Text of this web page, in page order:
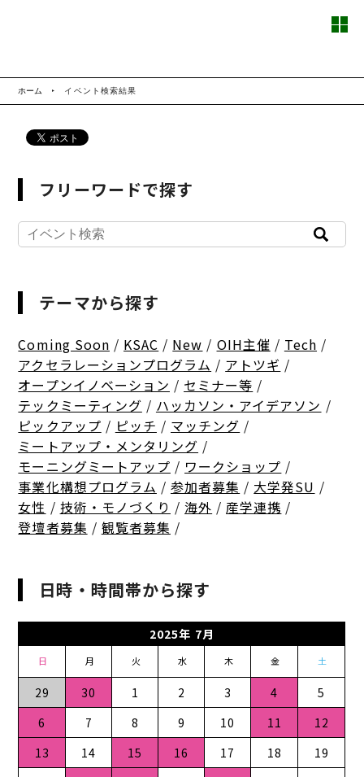
ホーム イベント検索結果
フリーワードで探す
テーマから探す
Coming Soon / KSAC / New / OIH主催 / Tech /
アクセラレーションプログラム / アトツギ /
オープンイノベーション / セミナー等 /
テックミーティング / ハッカソン・アイデアソン /
ピックアップ / ピッチ / マッチング /
ミートアップ・メンタリング /
モーニングミートアップ / ワークショップ /
事業化構想プログラム / 参加者募集 / 大学発SU /
女性 / 技術・モノづくり / 海外 / 産学連携 /
登壇者募集 / 観覧者募集 /
日時・時間帯から探す
2025年 7月
日 月 火 水 木 金 土
29 30 1 2 3 4
5
6
7 8 9 10 11
12
13
14 15 16 17 18
19